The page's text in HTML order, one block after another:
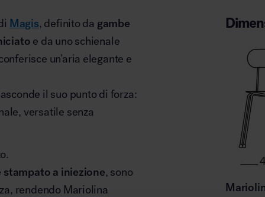
Magis, definito da gambe
e da uno schienale
un’aria elegante e
il suo punto di forza:
versatile senza
a iniezione, sono
rendendo Mariolina